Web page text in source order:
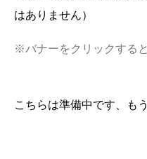
はありません）
※バナーをクリックする
こちらは準備中です、も